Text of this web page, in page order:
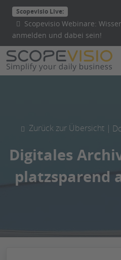
Direkt
zum
Inhalt
wechseln
Scopevisio Live:
Scopevisio Webinare:
anmelden und dabei sein!
Zurück zur Übersicht |
Digitales
platzsparend